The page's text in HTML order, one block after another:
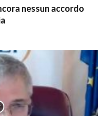
nessun accordo